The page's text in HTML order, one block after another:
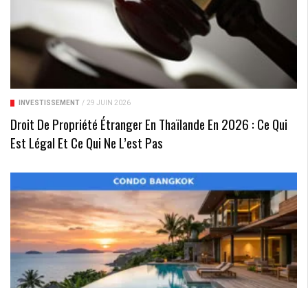
INVESTISSEMENT / 29 JUIN 2026
Droit De Propriété Étranger En Thaïlande En 2026 : Ce Qui
Est Légal Et Ce Qui Ne L’est Pas